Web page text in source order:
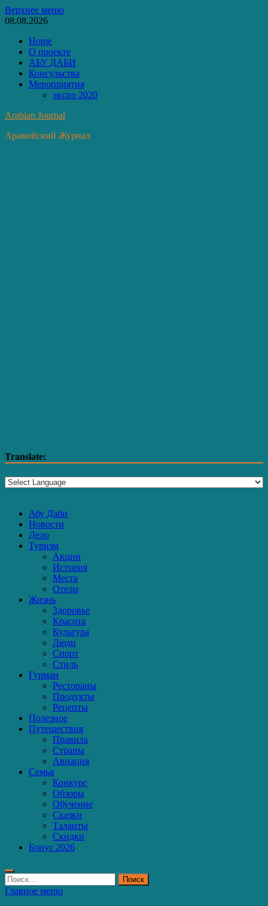
Перейти
к
Верхнее меню
08.08.2026
Home
О проекте
АБУ ДАБИ
Консульства
Мероприятия
экспо 2020
Arabian Journal
Аравийский Журнал
Translate:
Абу Даби
Новости
Дело
Туризм
Акции
История
Места
Отели
Жизнь
Здоровье
Красота
Культура
Люди
Спорт
Стиль
Гурман
Рестораны
Продукты
Рецепты
Полезное
Путешествия
Правила
Страны
Авиация
Семья
Конкурс
Обзоры
Обучение
Сказки
Таланты
Скидки
Бонус 2026
Найти:
Главное меню